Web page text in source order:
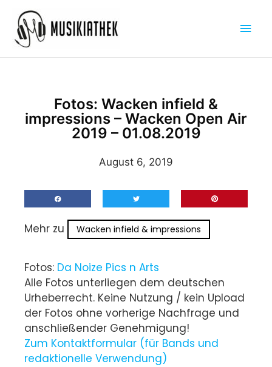
Inhalt
springen
Fotos: Wacken infield &
impressions – Wacken Open Air
2019 – 01.08.2019
August 6, 2019
Mehr zu Wacken infield & impressions
Fotos: Da Noize Pics n Arts
Alle Fotos unterliegen dem deutschen
Urheberrecht. Keine Nutzung / kein Upload
der Fotos ohne vorherige Nachfrage und
anschließender Genehmigung!
Zum Kontaktformular (für Bands und
redaktionelle Verwendung)